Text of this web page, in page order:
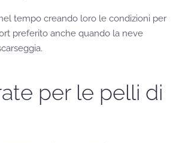
tempo creando loro le condizioni per
preferito anche quando la neve
per le pelli di